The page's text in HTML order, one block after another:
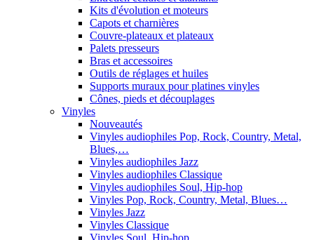
Kits d'évolution et moteurs
Capots et charnières
Couvre-plateaux et plateaux
Palets presseurs
Bras et accessoires
Outils de réglages et huiles
Supports muraux pour platines vinyles
Cônes, pieds et découplages
Vinyles
Nouveautés
Vinyles audiophiles Pop, Rock, Country, Metal,
Blues,…
Vinyles audiophiles Jazz
Vinyles audiophiles Classique
Vinyles audiophiles Soul, Hip-hop
Vinyles Pop, Rock, Country, Metal, Blues…
Vinyles Jazz
Vinyles Classique
Vinyles Soul, Hip-hop